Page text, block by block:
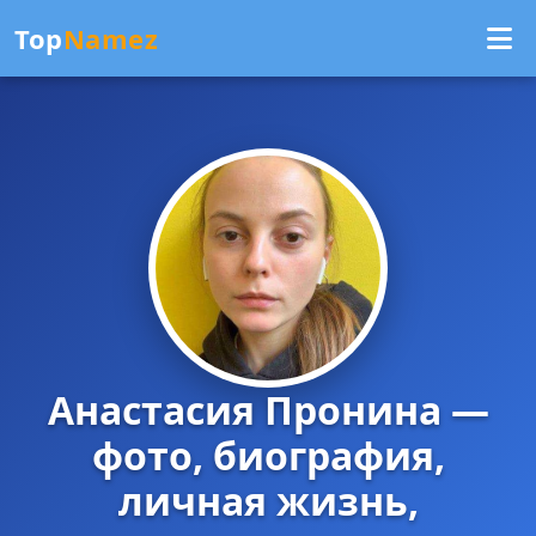
TopNamez
Анастасия Пронина —
фото, биография,
личная жизнь,